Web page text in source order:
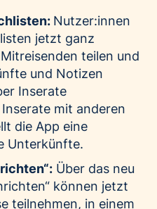
Nutzer:innen
jetzt ganz
teilen und
und Notizen
Inserate
mit anderen
die App eine
Unterkünfte.
Über das neu
können jetzt
teilnehmen, in einem